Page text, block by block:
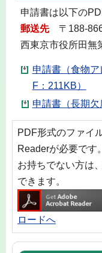
申請書は以下の
郵送先 〒188-
西東京市役所田
申請書（食物
F：211KB）
申請書（長期欠
PDF形式のファイ
Readerが必要です。
お持ちでない方は
できます。
ロードへ